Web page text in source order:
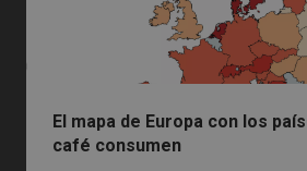
El mapa de Europa con los
café consumen